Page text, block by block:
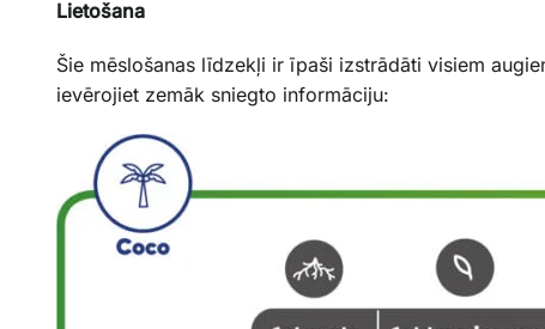
Lietošana
Šie mēslošanas līdzekļi ir īpaši izstrādāti visiem
ievērojiet zemāk sniegto informāciju: